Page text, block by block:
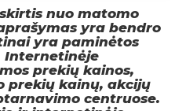
nuo matomo
yra bendro
yra paminėtos
Internetinėje
prekių kainos,
prekių kainų, akcijų
centruose.